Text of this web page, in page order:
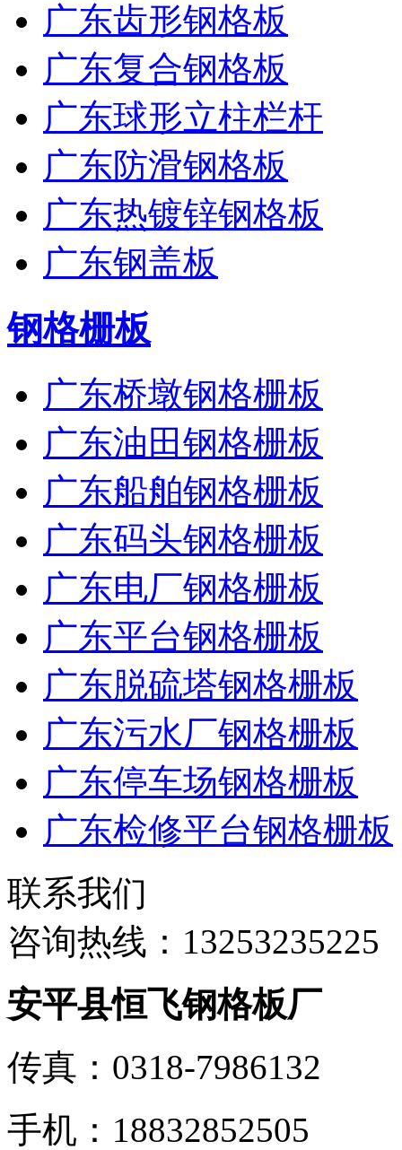
广东齿形钢格板
广东复合钢格板
广东球形立柱栏杆
广东防滑钢格板
广东热镀锌钢格板
广东钢盖板
钢格栅板
广东桥墩钢格栅板
广东油田钢格栅板
广东船舶钢格栅板
广东码头钢格栅板
广东电厂钢格栅板
广东平台钢格栅板
广东脱硫塔钢格栅板
广东污水厂钢格栅板
广东停车场钢格栅板
广东检修平台钢格栅板
联系我们
咨询热线： 13253235225
安平县恒飞钢格板厂
传真：0318-7986132
手机：18832852505